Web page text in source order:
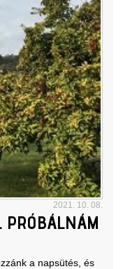
2021. 10. 08.
PRÓBÁLNÁM
a napsütés, és